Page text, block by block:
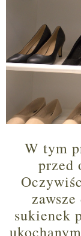
W tym
przed
sukienek